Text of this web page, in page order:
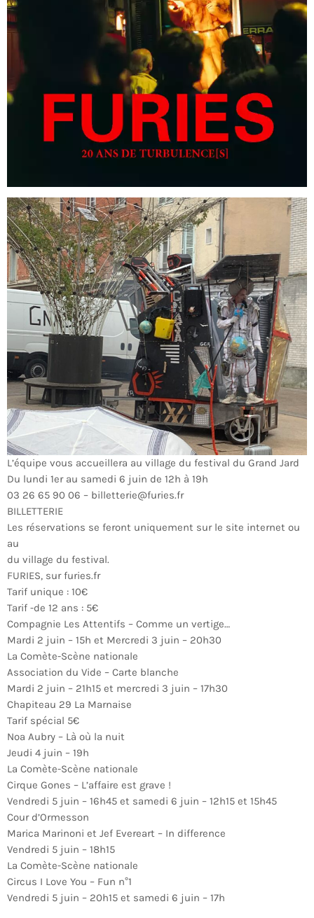
L’équipe vous accueillera au village du festival du Grand Jard
Du lundi 1er au samedi 6 juin de 12h à 19h
03 26 65 90 06 – billetterie@furies.fr
BILLETTERIE
Les réservations se feront uniquement sur le site internet ou
au
du village du festival.
FURIES, sur furies.fr
Tarif unique : 10€
Tarif -de 12 ans : 5€
Compagnie Les Attentifs – Comme un vertige…
Mardi 2 juin – 15h et Mercredi 3 juin – 20h30
La Comète-Scène nationale
Association du Vide – Carte blanche
Mardi 2 juin – 21h15 et mercredi 3 juin – 17h30
Chapiteau 29 La Marnaise
Tarif spécial 5€
Noa Aubry – Là où la nuit
Jeudi 4 juin – 19h
La Comète-Scène nationale
Cirque Gones – L’affaire est grave !
Vendredi 5 juin – 16h45 et samedi 6 juin – 12h15 et 15h45
Cour d’Ormesson
Marica Marinoni et Jef Evereart – In difference
Vendredi 5 juin – 18h15
La Comète-Scène nationale
Circus I Love You – Fun n°1
Vendredi 5 juin – 20h15 et samedi 6 juin – 17h